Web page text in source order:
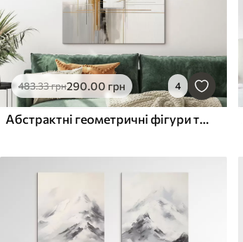
483.33грн290 .00 грн 4
Абстрактні геометричні фігури та кола з жовтими акцентами, фактурні малюнки